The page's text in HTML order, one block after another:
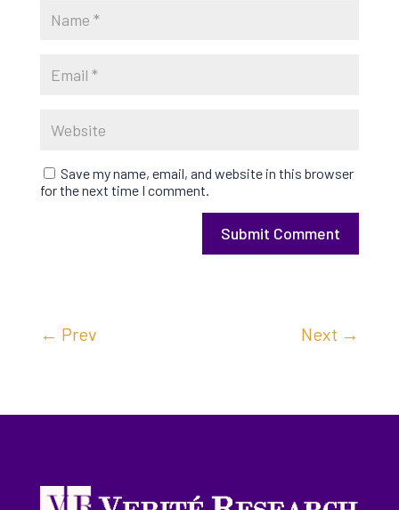
Save my name, email, and website in this browser
for the next time I comment.
Submit Comment
← Prev Next →